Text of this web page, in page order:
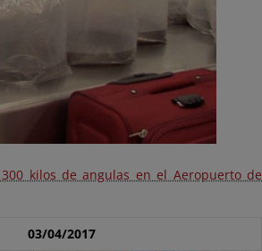
kilos de angulas en el Aeropuerto de
03/04/2017